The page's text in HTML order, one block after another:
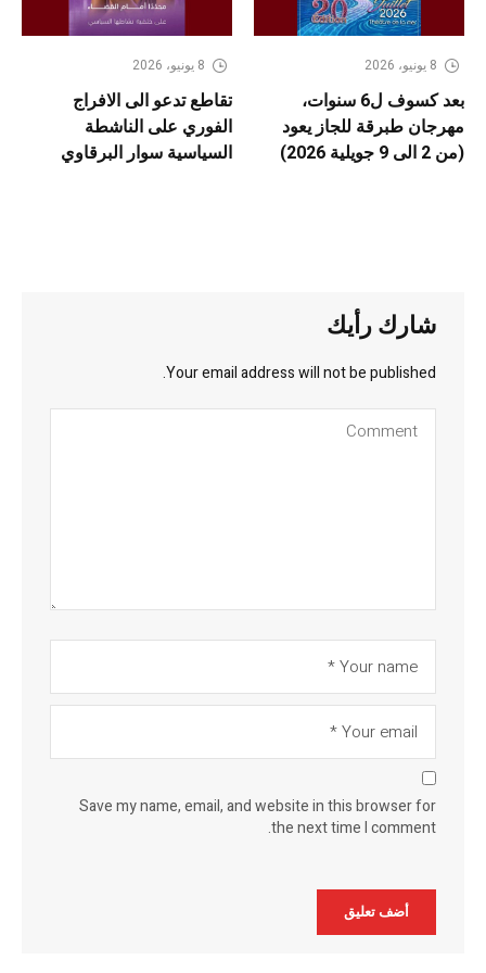
8 يونيو، 2026
بعد كسوف ل6 سنوات،
مهرجان طبرقة للجاز يعود
(من 2 الى 9 جويلية 2026)
8 يونيو، 2026
تقاطع تدعو الى الافراج
الفوري على الناشطة
السياسية سوار البرقاوي
شارك رأيك
Your email address will not be published.
Save my name, email, and website in this browser for
the next time I comment.